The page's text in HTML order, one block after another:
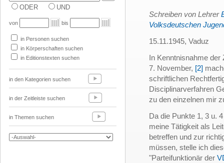
ODER UND
von bis
in Personen suchen
in Körperschaften suchen
in Editionstexten suchen
in den Kategorien suchen
in der Zeitleiste suchen
in Themen suchen
Schreiben von Lehrer
Volksdeutschen
15.11.1945, Vaduz
In Kenntnisnahme
7. November, [2]
schriftlichen
Disciplinarverfahren
zu den einzelnen mir
Da die Punkte 1, 3 u.
meine Tätigkeit als
betreffen und zur
müssen, stelle ich
"Parteifunktionär der